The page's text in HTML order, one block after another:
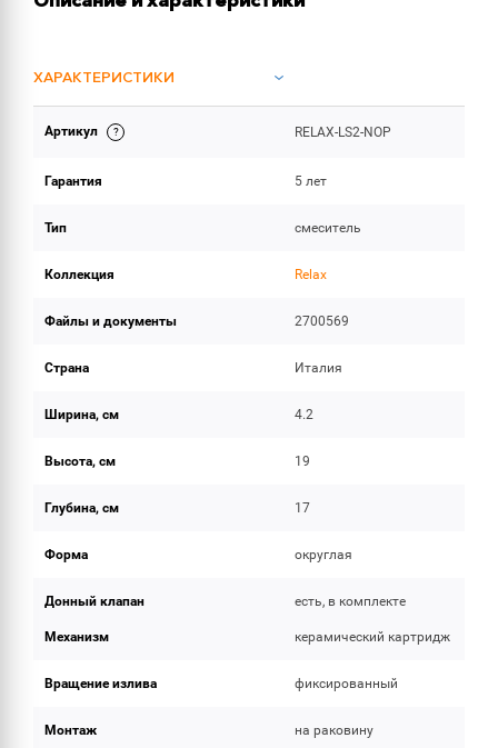
ХАРАКТЕРИСТИКИ
ИНСТРУКЦИИ И ДОКУМЕНТАЦИЯ
Артикул RELAX-LS2-NOP
Гарантия 5 лет
Тип смеситель
Коллекция Relax
Файлы и документы 2700569
Страна Италия
Ширина, см 4.2
Высота, см 19
Глубина, см 17
Форма округлая
Донный клапан есть, в комплекте
Механизм керамический картридж
Вращение излива фиксированный
Монтаж на раковину